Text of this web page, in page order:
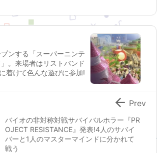
ンする「スーパーニンテ
。来場者はリストバンド
着けて色んな遊びに参加!
バイオの非対称対戦サバイバルホラー『PR
OJECT RESISTANCE』発表!4人のサバイ
バーと1人のマスターマインドに分かれて
戦う
 Prev